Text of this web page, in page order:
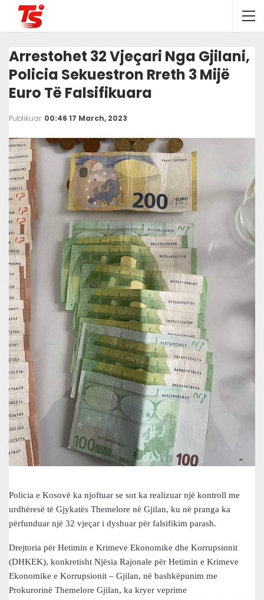
Arrestohet 32 Vjeçari Nga Gjilani,
Policia Sekuestron Rreth 3 Mijë
Euro Të Falsifikuara
Publikuar 00:46 17 March, 2023
Policia e Kosovë ka njoftuar se sot ka realizuar një kontroll me
urdhëresë të Gjykatës Themelore në Gjilan, ku në pranga ka
përfunduar një 32 vjeçar i dyshuar për falsifikim parash.
Drejtoria për Hetimin e Krimeve Ekonomike dhe Korrupsionit
(DHKEK), konkretisht Njësia Rajonale për Hetimin e Krimeve
Ekonomike e Korrupsionit – Gjilan, në bashkëpunim me
Prokurorinë Themelore Gjilan, ka kryer veprime